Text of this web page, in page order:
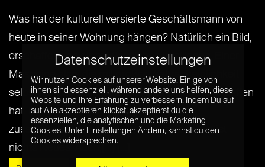
Was hat der kulturell versierte Geschäftsmann von
heute in seiner Wohnung hängen? Natürlich ein Bild,
erschaffen von einer künstlichen Intelligenz. Einer
Maschine also, die mit großer Wahrscheinlichkeit
selbst nicht so ganz versteht, was sie dort erschaffen
hat. Dass Menschen mit Maschinen
zusammenarbeiten um Kunst zu erschaffen ist
nichts Neues. Auch,[...] [...]
Datenschutzeinstellungen
Wir nutzen Cookies auf unserer Website. Einige von
ihnen sind essenziell, während andere uns helfen, diese
Website und Ihre Erfahrung zu verbessern. Indem Du auf
auf Alle akzeptieren klickst, akzeptierst du die
essenziellen, die analytischen und die Marketing-
Cookies. Unter Einstellungen Ändern, kannst du den
Cookies widersprechen.